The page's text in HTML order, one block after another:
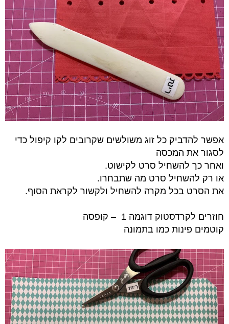
אפשר להדביק כל זוג משולשים שקרובים לקו קיפול כדי
לסגור את המכסה
ואחר כך להשחיל סרט לקישוט.
או רק להשחיל סרט מה שתבחרו.
את הסרט בכל מקרה להשחיל ולקשור לקראת הסוף.
חוזרים לקרדסטוק דוגמה 1 – קופסה
קוטמים פינות כמו בתמונה